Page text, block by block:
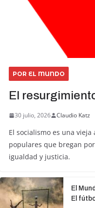
POR EL MUNDO
El
30 julio, 2026 Claudio Katz
El socialismo es una
populares que bregan
igualdad y justicia.
El
El